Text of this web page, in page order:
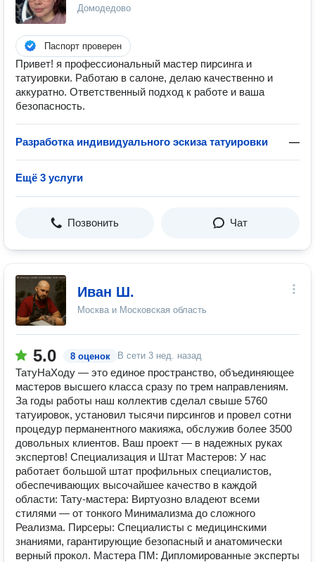
Домодедово
Паспорт проверен
Привет! я профессиональный мастер пирсинга и
татуировки. Работаю в салоне, делаю качественно и
аккуратно. Ответственный подход к работе и ваша
безопасность.
Разработка индивидуального эскиза татуировки —
Ещё 3 услуги
Позвонить Чат
Иван Ш.
Москва и Московская область
5.0 8 оценок В сети 3 нед. назад
ТатуНаХоду — это единое пространство, объединяющее
мастеров высшего класса сразу по трем направлениям.
За годы работы наш коллектив сделал свыше 5760
татуировок, установил тысячи пирсингов и провел сотни
процедур перманентного макияжа, обслужив более 3500
довольных клиентов. Ваш проект — в надежных руках
экспертов! Специализация и Штат Мастеров: У нас
работает большой штат профильных специалистов,
обеспечивающих высочайшее качество в каждой
области: Тату-мастера: Виртуозно владеют всеми
стилями — от тонкого Минимализма до сложного
Реализма. Пирсеры: Специалисты с медицинскими
знаниями, гарантирующие безопасный и анатомически
верный прокол. Мастера ПМ: Дипломированные эксперты